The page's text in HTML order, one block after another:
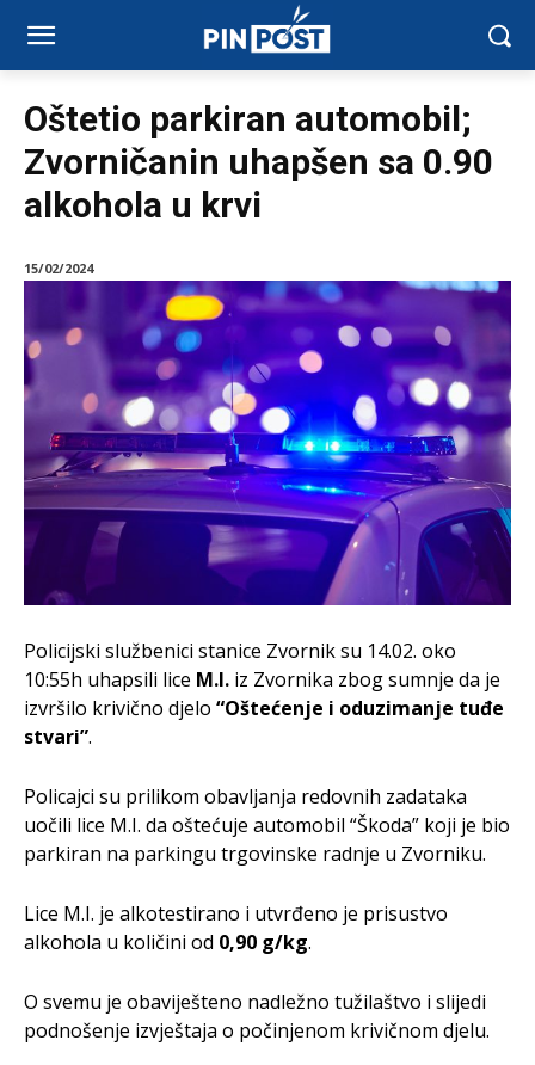
Oštetio parkiran automobil;
Zvorničanin uhapšen sa 0.90
alkohola u krvi
15/02/2024
Policijski službenici stanice Zvornik su 14.02. oko
10:55h uhapsili lice M.I. iz Zvornika zbog sumnje da je
izvršilo krivično djelo “Oštećenje i oduzimanje tuđe
stvari”.
Policajci su prilikom obavljanja redovnih zadataka
uočili lice M.I. da oštećuje automobil “Škoda” koji je bio
parkiran na parkingu trgovinske radnje u Zvorniku.
Lice M.I. je alkotestirano i utvrđeno je prisustvo
alkohola u količini od 0,90 g/kg.
O svemu je obaviješteno nadležno tužilaštvo i slijedi
podnošenje izvještaja o počinjenom krivičnom djelu.